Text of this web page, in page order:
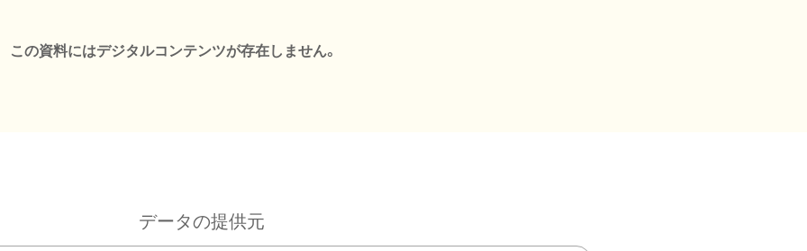
この資料にはデジタルコンテンツが存在しません。
データの提供元